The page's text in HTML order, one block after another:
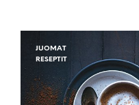
JUOMAT
RESEPTIT